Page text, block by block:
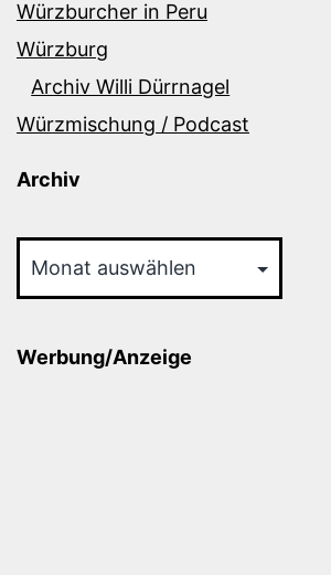
Würzburcher in Peru
Würzburg
Archiv Willi Dürrnagel
Würzmischung / Podcast
Archiv
Werbung/Anzeige